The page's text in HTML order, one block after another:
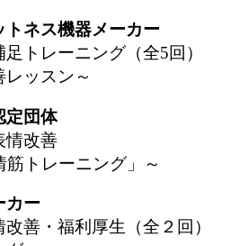
ネス機器メーカー
トレーニング（全5回）
レッスン～
定団体
改善
筋トレーニング」～
カー
善・福利厚生（全２回）